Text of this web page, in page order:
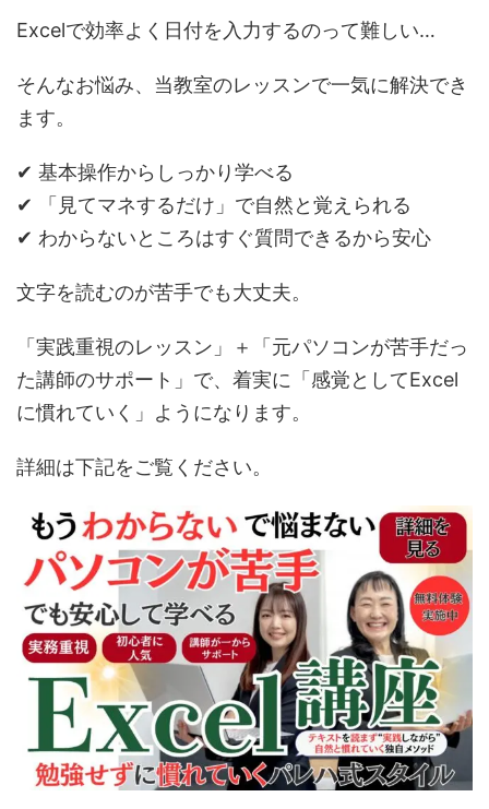
Excelで効率よく日付を入力するのって難しい…
そんなお悩み、当教室のレッスンで一気に解決でき
ます。
✔ 基本操作からしっかり学べる
✔ 「見てマネするだけ」で自然と覚えられる
✔ わからないところはすぐ質問できるから安心
文字を読むのが苦手でも大丈夫。
「実践重視のレッスン」＋「元パソコンが苦手だっ
た講師のサポート」で、着実に「感覚としてExcel
に慣れていく」ようになります。
詳細は下記をご覧ください。